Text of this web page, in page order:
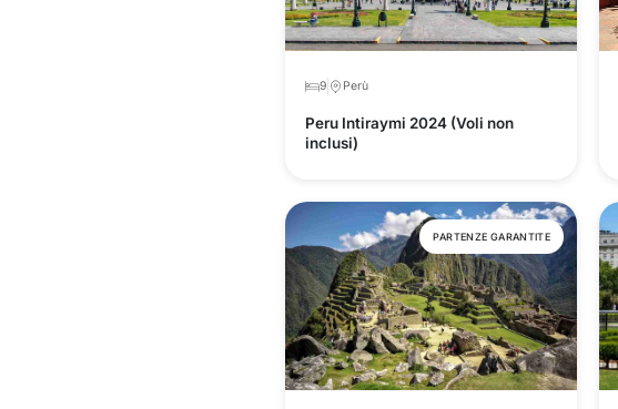
9 Perù
Peru Intiraymi 2024 (Voli non
inclusi)
PARTENZE GARANTITE